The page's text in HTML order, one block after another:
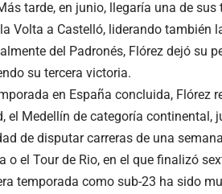
tarde, en junio, llegaría una de
Volta a Castelló, liderando también
del Padronés, Flórez dejó su
su tercera victoria.
en España concluida, Flórez
el Medellín de categoría continental,
de disputar carreras de una
o el Tour de Rio, en el que finalizó
temporada como sub-23 ha sido